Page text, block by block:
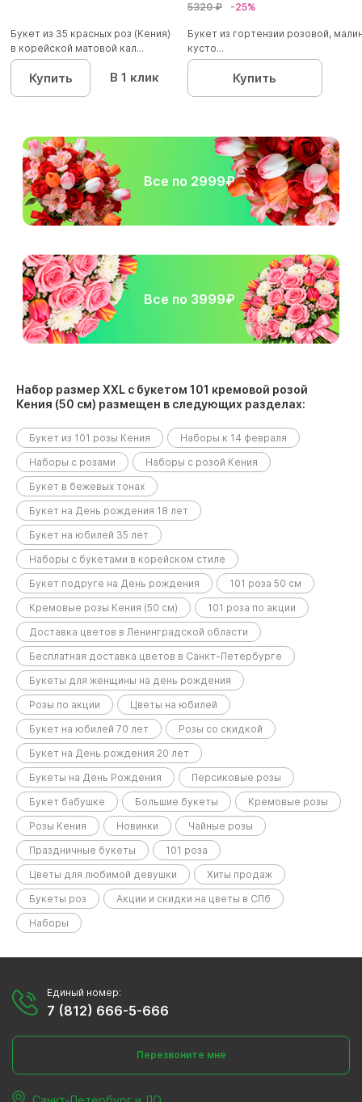
Букет из 35 красных роз (Кения)
в корейской матовой кал...
Купить В 1 клик
5320 ₽ -25%
Букет из гортензии розовой,
кусто...
Купить
Все по 2999₽
Все по 3999₽
Набор размер XXL с букетом 101 кремовой розой
Кения (50 см) размещен в следующих разделах:
Букет из 101 розы Кения
Наборы к 14 февраля
Наборы с розами
Наборы с розой Кения
Букет в бежевых тонах
Букет на День рождения 18 лет
Букет на юбилей 35 лет
Наборы с букетами в корейском стиле
Букет подруге на День рождения
101 роза 50 см
Кремовые розы Кения (50 см)
101 роза по акции
Доставка цветов в Ленинградской области
Бесплатная доставка цветов в Санкт-Петербурге
Букеты для женщины на день рождения
Розы по акции
Цветы на юбилей
Букет на юбилей 70 лет
Розы со скидкой
Букет на День рождения 20 лет
Букеты на День Рождения
Персиковые розы
Букет бабушке
Большие букеты
Кремовые розы
Розы Кения
Новинки
Чайные розы
Праздничные букеты
101 роза
Цветы для любимой девушки
Хиты продаж
Букеты роз
Акции и скидки на цветы в СПб
Наборы
Единый номер:
7 (812) 666-5-666
Перезвоните мне